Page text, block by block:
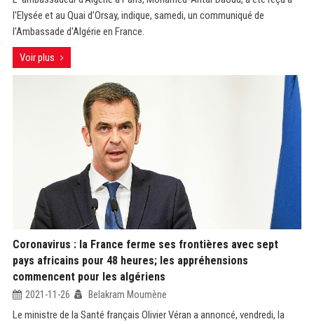
l'Elysée et au Quai d’Orsay, indique, samedi, un communiqué de
l'Ambassade d'Algérie en France.
Voir plus
Coronavirus : la France ferme ses frontières avec sept
pays africains pour 48 heures; les appréhensions
commencent pour les algériens
2021-11-26 Belakram Moumène
Le ministre de la Santé français Olivier Véran a annoncé, vendredi, la